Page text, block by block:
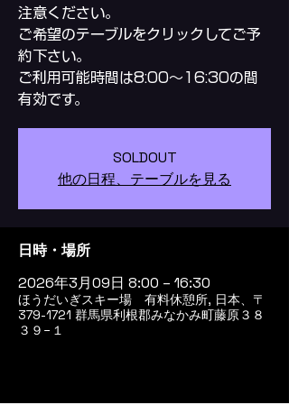
注意ください。
ご希望のテーブルをクリックしてご予
約下さい。
ご利用可能時間は8:00～16:30の間
SOLDOUT
他の日程、テーブルを見る
日時・場所
2026年3月09日 8:00 – 16:30
ほうだいぎスキー場 有料休憩所, 日本、〒
379-1721 群馬県利根郡みなかみ町藤原３８
３９−１